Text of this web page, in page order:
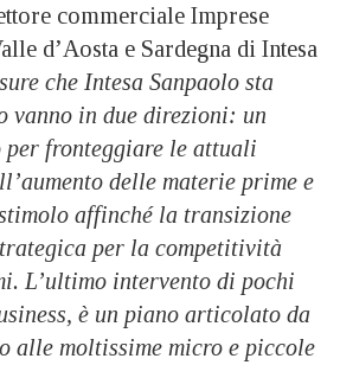
commerciale Imprese
d’Aosta e Sardegna di Intesa
che Intesa Sanpaolo sta
vanno in due direzioni: un
per fronteggiare le attuali
delle materie prime e
affinché la transizione
per la competitività
L’ultimo intervento di pochi
è un piano articolato da
alle moltissime micro e piccole